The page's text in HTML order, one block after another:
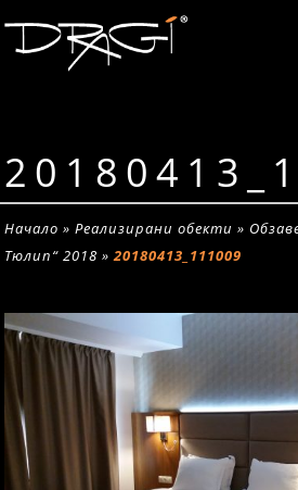
Начало »Реализирани обекти »
Тюлип“ 2018 »20180413_111009